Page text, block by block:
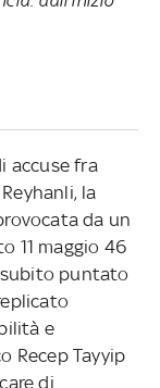
accuse fra
la
da un
11 maggio 46
subito puntato
e
Recep Tayyip
di